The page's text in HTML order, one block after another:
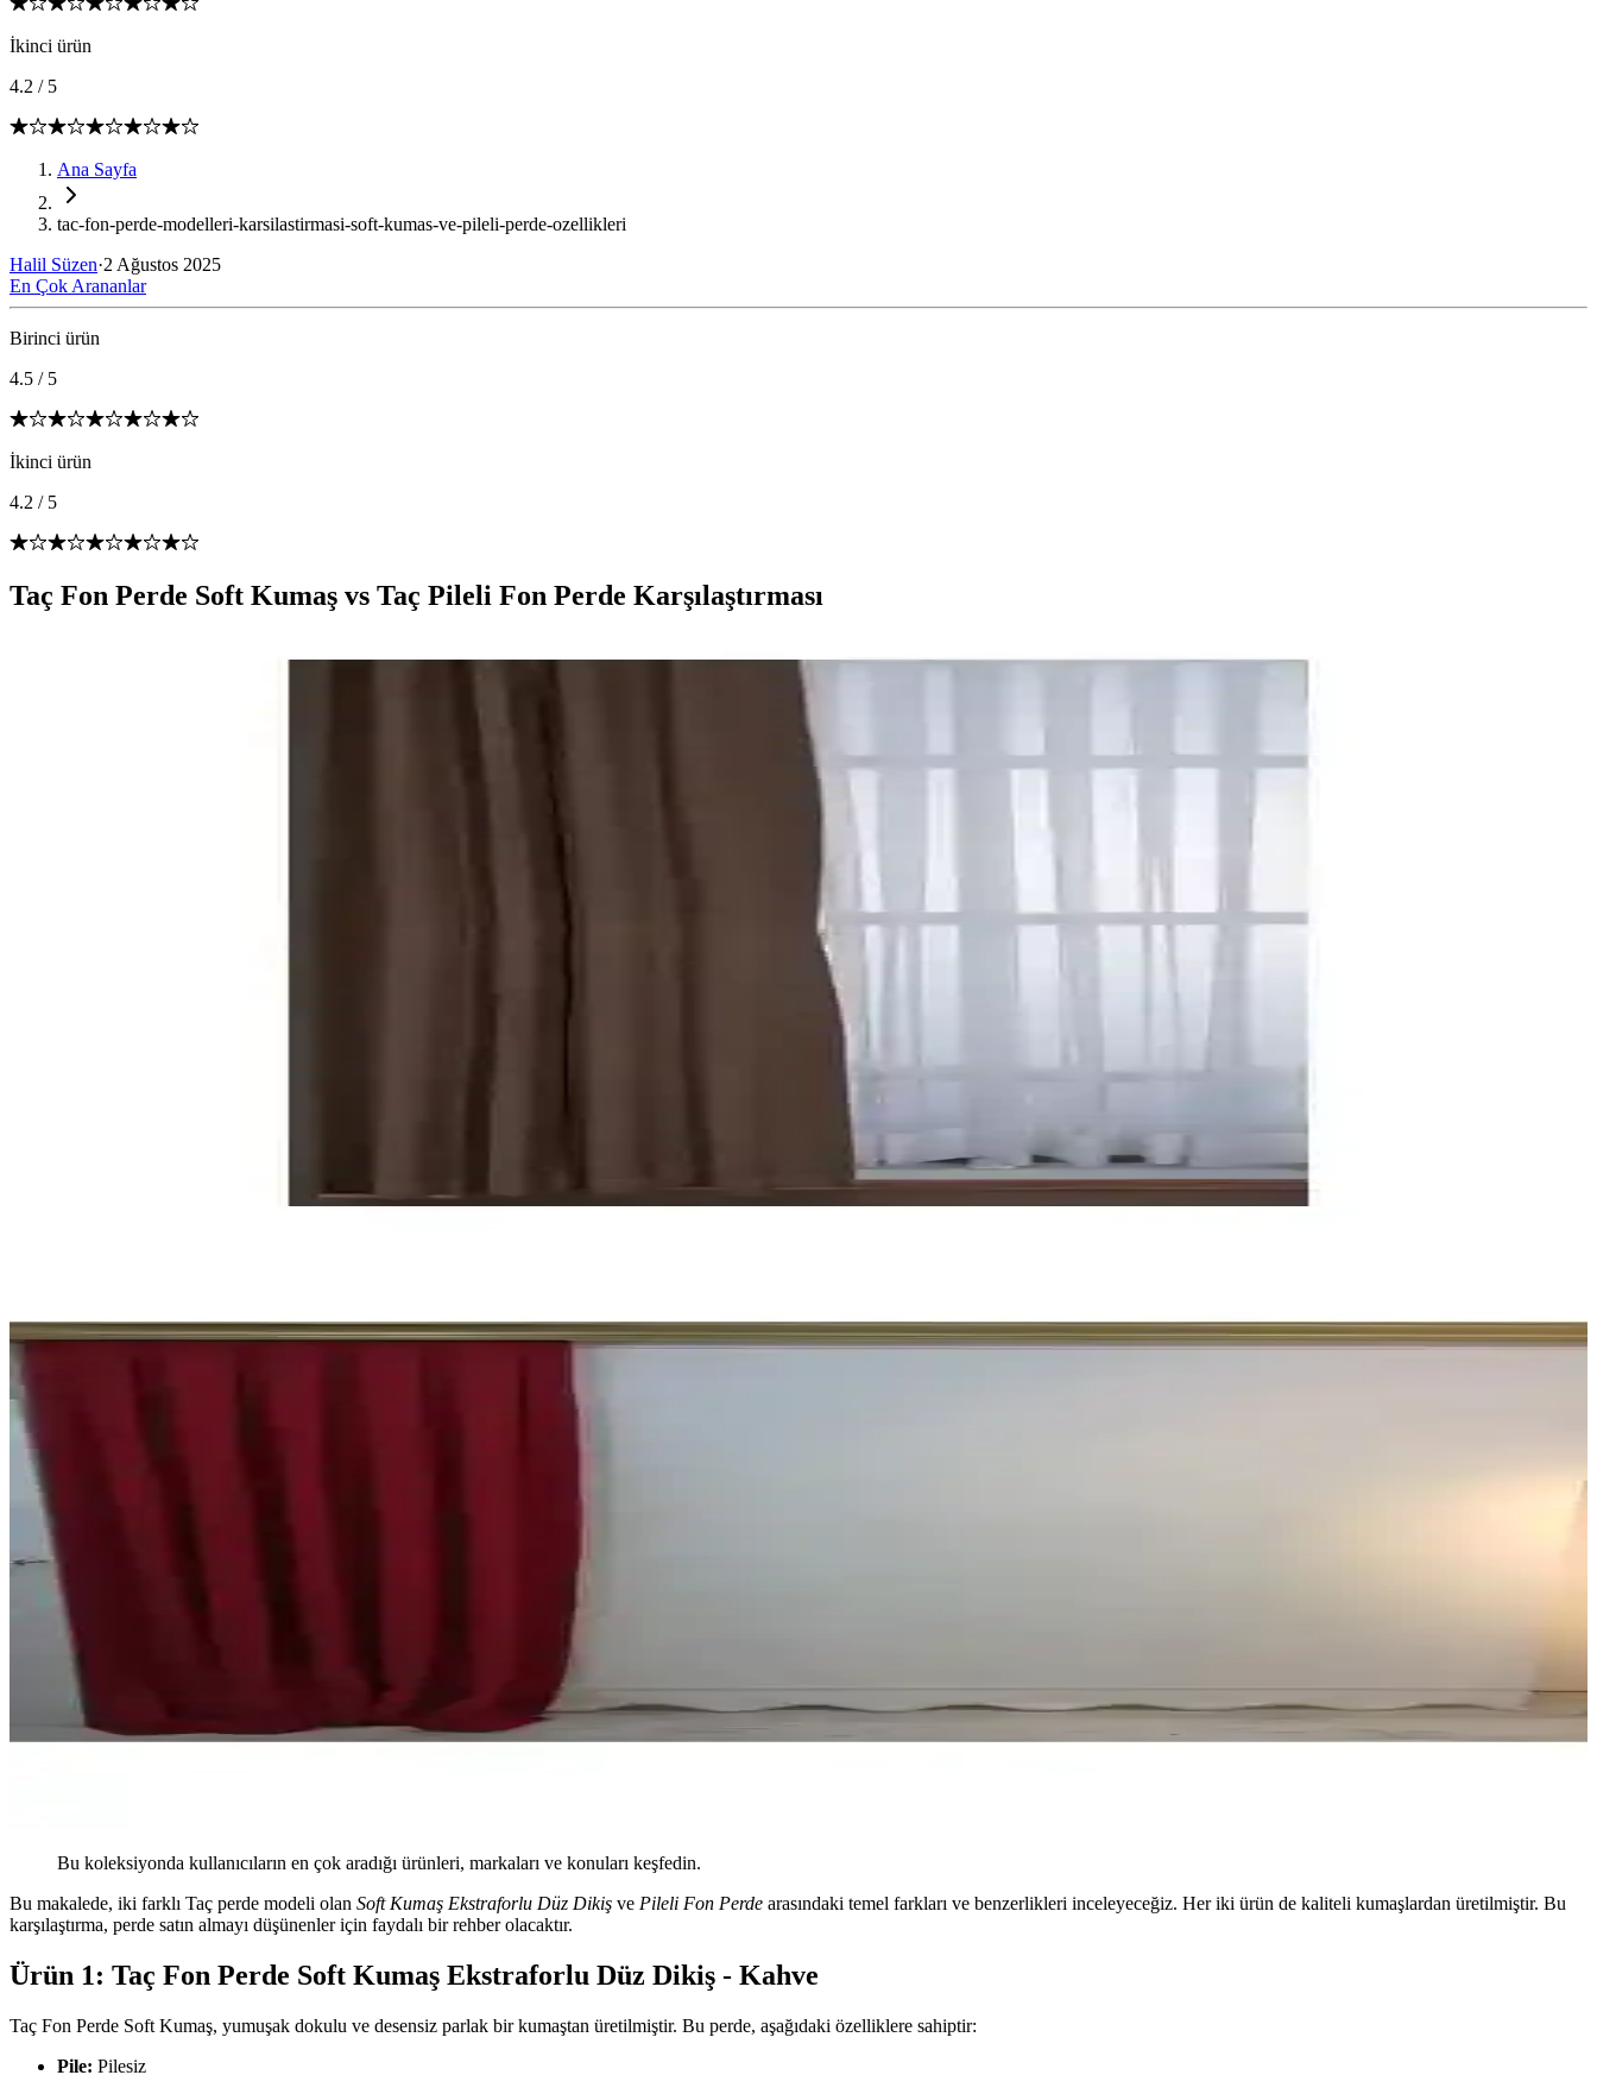
İkinci ürün
4.2 / 5
Ana Sayfa
tac-fon-perde-modelleri-karsilastirmasi-soft-kumas-ve-pileli-perde-ozellikleri
Halil Süzen·2 Ağustos 2025
En Çok Arananlar
Birinci ürün
4.5 / 5
İkinci ürün
4.2 / 5
Taç Fon Perde Soft Kumaş vs Taç Pileli Fon Perde Karşılaştırması
Bu koleksiyonda kullanıcıların en çok aradığı ürünleri, markaları ve konuları keşfedin.
Bu makalede, iki farklı Taç perde modeli olan Soft Kumaş Ekstraforlu Düz Dikiş ve Pileli Fon Perde arasındaki temel farkları ve benzerlikleri inceleyeceğiz. Her iki ürün de kaliteli kumaşlardan üretilmiştir. Bu
karşılaştırma, perde satın almayı düşünenler için faydalı bir rehber olacaktır.
Ürün 1: Taç Fon Perde Soft Kumaş Ekstraforlu Düz Dikiş - Kahve
Taç Fon Perde Soft Kumaş, yumuşak dokulu ve desensiz parlak bir kumaştan üretilmiştir. Bu perde, aşağıdaki özelliklere sahiptir:
Pile: Pilesiz